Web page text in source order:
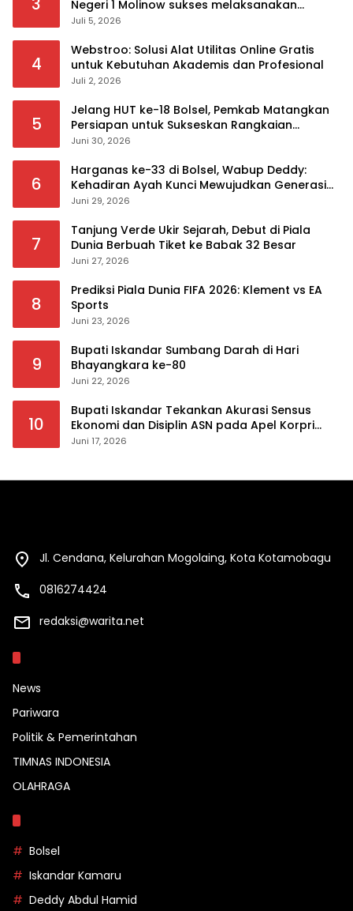
Negeri 1 Molinow sukses melaksanakan
serangkaian kegiatan Kampanye dan
Juli 5, 2026
4
Webstroo: Solusi Alat Utilitas Online Gratis
untuk Kebutuhan Akademis dan Profesional
Juli 2, 2026
5
Jelang HUT ke-18 Bolsel, Pemkab Matangkan
Persiapan untuk Sukseskan Rangkaian
Peringatan
Juni 30, 2026
6
Harganas ke-33 di Bolsel, Wabup Deddy:
Kehadiran Ayah Kunci Mewujudkan Generasi
Berkualitas
Juni 29, 2026
7
Tanjung Verde Ukir Sejarah, Debut di Piala
Dunia Berbuah Tiket ke Babak 32 Besar
Juni 27, 2026
8
Prediksi Piala Dunia FIFA 2026: Klement vs EA
Sports
Juni 23, 2026
9
Bupati Iskandar Sumbang Darah di Hari
Bhayangkara ke-80
Juni 22, 2026
10
Bupati Iskandar Tekankan Akurasi Sensus
Ekonomi dan Disiplin ASN pada Apel Korpri
Pemkab Bolsel
Juni 17, 2026
Jl. Cendana, Kelurahan Mogolaing, Kota Kotamobagu
0816274424
redaksi@warita.net
News
Pariwara
Politik & Pemerintahan
TIMNAS INDONESIA
OLAHRAGA
Bolsel
Iskandar Kamaru
Deddy Abdul Hamid